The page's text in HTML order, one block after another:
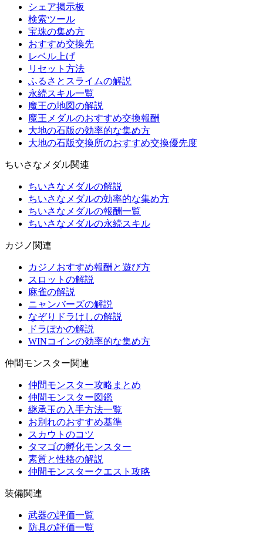
シェア掲示板
検索ツール
宝珠の集め方
おすすめ交換先
レベル上げ
リセット方法
ふるさとスライムの解説
永続スキル一覧
魔王の地図の解説
魔王メダルのおすすめ交換報酬
大地の石版の効率的な集め方
大地の石版交換所のおすすめ交換優先度
ちいさなメダル関連
ちいさなメダルの解説
ちいさなメダルの効率的な集め方
ちいさなメダルの報酬一覧
ちいさなメダルの永続スキル
カジノ関連
カジノおすすめ報酬と遊び方
スロットの解説
麻雀の解説
ニャンバーズの解説
なぞりドラけしの解説
ドラぽかの解説
WINコインの効率的な集め方
仲間モンスター関連
仲間モンスター攻略まとめ
仲間モンスター図鑑
継承玉の入手方法一覧
お別れのおすすめ基準
スカウトのコツ
タマゴの孵化モンスター
素質と性格の解説
仲間モンスタークエスト攻略
装備関連
武器の評価一覧
防具の評価一覧